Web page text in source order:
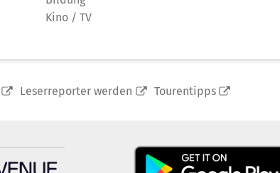
Kino / TV
Leserreporter werden Tourentipps